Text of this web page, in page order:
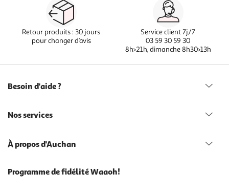
Retour produits : 30 jours
pour changer d’avis
Service client 7j/7
03 59 30 59 30
8h>21h, dimanche 8h30>13h
Besoin d'aide ?
Nos services
À propos d'Auchan
Programme de fidélité Waaoh!